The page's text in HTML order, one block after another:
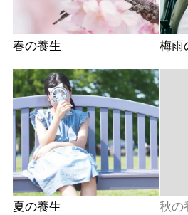
春の養生 梅雨
夏の養生 秋の